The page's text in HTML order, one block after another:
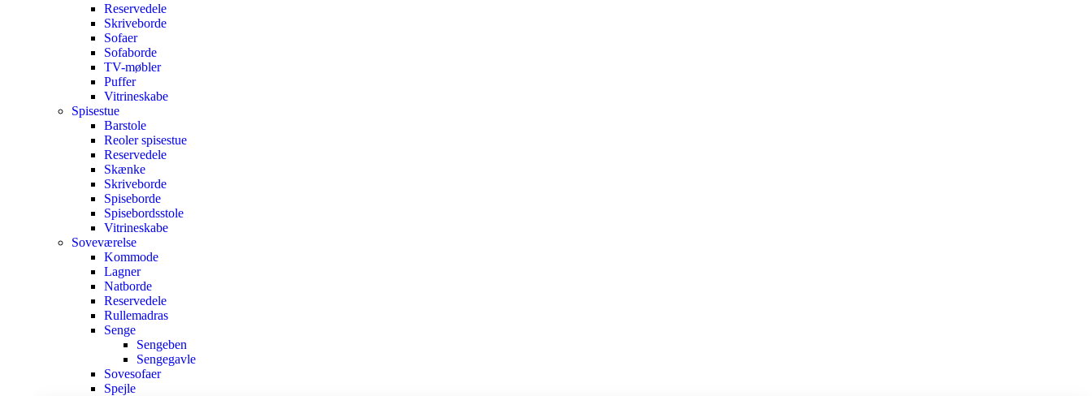
Reservedele
Skriveborde
Sofaer
Sofaborde
TV-møbler
Puffer
Vitrineskabe
Spisestue
Barstole
Reoler spisestue
Reservedele
Skænke
Skriveborde
Spiseborde
Spisebordsstole
Vitrineskabe
Soveværelse
Kommode
Lagner
Natborde
Reservedele
Rullemadras
Senge
Sengeben
Sengegavle
Sovesofaer
Spejle